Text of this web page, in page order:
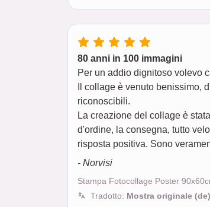
80 anni in 100 immagini
Per un addio dignitoso volevo
Il collage è venuto
riconoscibili.
La creazione del collage è
d'ordine, la consegna, tutto
risposta positiva. Sono
- Norvisi
Stampa Fotocollage Poster
Tradotto: Mostra originale (de)